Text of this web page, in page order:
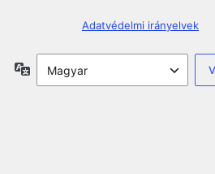
Adatvédelmi irányelvek
Nyelv